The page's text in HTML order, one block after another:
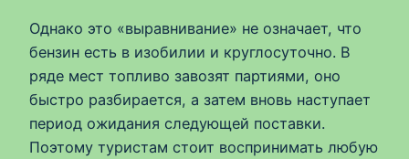
Однако это «выравнивание» не означает, что
бензин есть в изобилии и круглосуточно. В
ряде мест топливо завозят партиями, оно
быстро разбирается, а затем вновь наступает
период ожидания следующей поставки.
Поэтому туристам стоит воспринимать любую